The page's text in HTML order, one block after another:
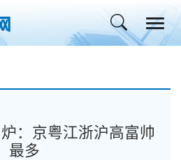
：京粤江浙沪高富帅
最多